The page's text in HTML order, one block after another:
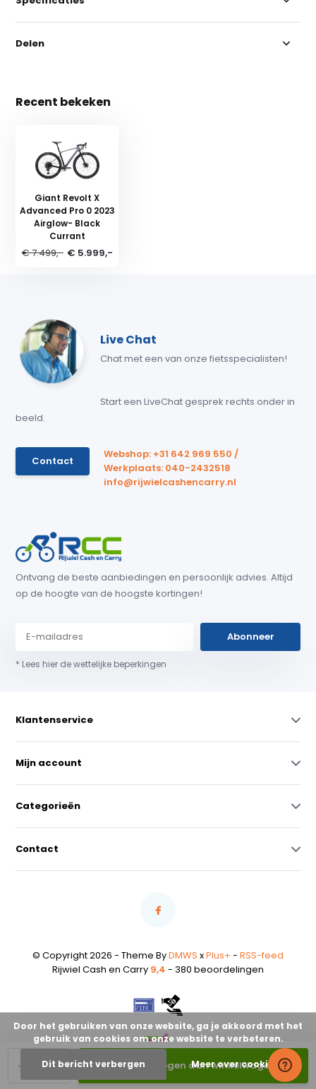
+
- Toevoegen aan winkelwagen
Delen
Recent bekeken
Giant Revolt X
Advanced Pro 0 2023
Airglow- Black
Currant
€ 7.499,- € 5.999,-
Live Chat
Chat met een van onze fietsspecialisten!
Start een LiveChat gesprek rechts onder in
beeld.
Contact
Webshop: +31 642 969 550 /
Werkplaats: 040-2432518
info@rijwielcashencarry.nl
Ontvang de beste aanbiedingen en persoonlijk advies. Altijd
op de hoogte van de hoogste kortingen!
Abonneer
* Lees hier de wettelijke beperkingen
Klantenservice
Mijn account
Categorieën
Contact
© Copyright 2026 - Theme ByDMWS xPlus+ - RSS-feed
Rijwiel Cash en Carry 9,4 - 380 beoordelingen
Door het gebruiken van onze website, ga je akkoord met het
gebruik van cookies om onze website te verbeteren.
Dit bericht verbergen Meer over cookies »